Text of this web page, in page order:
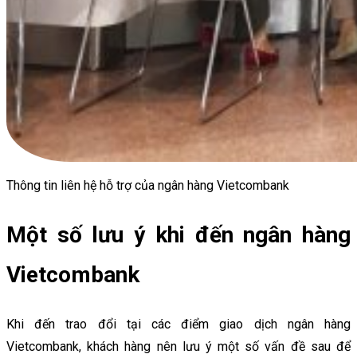
Thông tin liên hệ hỗ trợ của ngân hàng Vietcombank
Một số lưu ý khi đến ngân hàng
Vietcombank
Khi đến trao đổi tại các điểm giao dịch ngân hàng
Vietcombank, khách hàng nên lưu ý một số vấn đề sau để